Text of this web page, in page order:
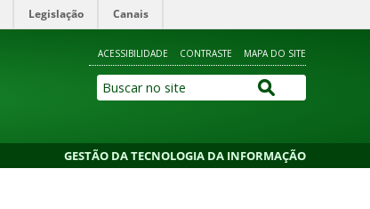
Legislação Canais
ACESSIBILIDADE CONTRASTE MAPA DO SITE
GESTÃO DA TECNOLOGIA DA INFORMAÇÃO